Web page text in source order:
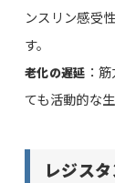
ンスリン感受
す。
老化の遅延 ：
ても活動的な
レジス